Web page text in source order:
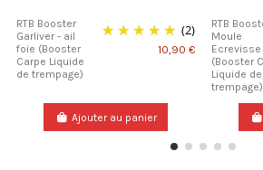
RTB Booster
Garliver - ail
foie (Booster
Carpe Liquide
de trempage)
(2)
10,90 €
Ajouter au panier
RTB
Moule
Ecrevisse
(Booster
Liquide de
trempage)